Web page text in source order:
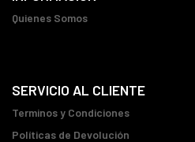
Quienes Somos
SERVICIO AL CLIENTE
Terminos y Condiciones
Políticas de Devolución